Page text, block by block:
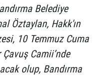
Belediye
Öztaylan, Hakk'ın
10 Temmuz Cuma
Camii’nde
olup, Bandırma